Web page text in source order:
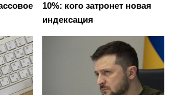
10%: кого затронет новая
индексация